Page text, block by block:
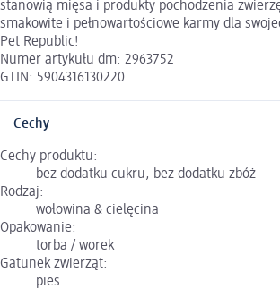
stanowią mięsa i produkty pochodzenia
smakowite i pełnowartościowe karmy dla
Pet Republic!
Numer artykułu dm: 2963752
GTIN: 5904316130220
Cechy
Cechy produktu:
bez dodatku cukru, bez dodatku zbóż
Rodzaj:
wołowina & cielęcina
Opakowanie:
torba / worek
Gatunek zwierząt:
pies